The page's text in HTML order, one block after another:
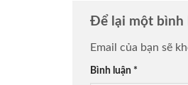
Để lại một bình
Email của bạn sẽ
Bình luận *